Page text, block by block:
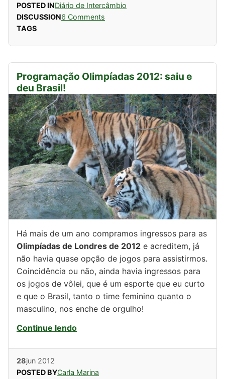
POSTED INDiário de Intercâmbio
DISCUSSION6 Comments
TAGS
Programação Olimpíadas 2012: saiu e
deu Brasil!
Há mais de um ano compramos ingressos para as
Olimpíadas de Londres de 2012 e acreditem, já
não havia quase opção de jogos para assistirmos.
Coincidência ou não, ainda havia ingressos para
os jogos de vôlei, que é um esporte que eu curto
e que o Brasil, tanto o time feminino quanto o
masculino, nos enche de orgulho!
Continue lendo
28jun 2012
POSTED BYCarla Marina